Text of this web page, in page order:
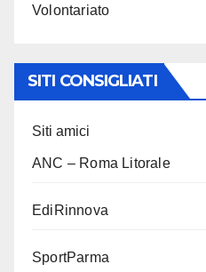
Volontariato
SITI CONSIGLIATI
Siti amici
ANC – Roma Litorale
EdiRinnova
SportParma